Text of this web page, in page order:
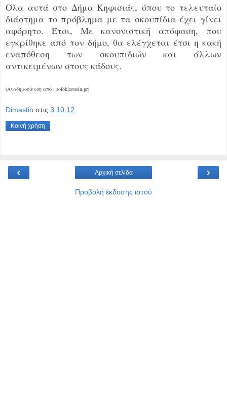
Όλα αυτά στο Δήμο Κηφισιάς, όπου το τελευταίο
διάστημα το πρόβλημα με τα σκουπίδια έχει γίνει
αφόρητο. Έτσι, Με κανονιστική απόφαση, που
εγκρίθηκε από τον δήμο, θα ελέγχεται έτσι η κακή
εναπόθεση των σκουπιδιών και άλλων
αντικειμένων στους κάδους.
(Αναδημοσίευση από : sofokleousin.gr)
Dimastin στις 3.10.12
Κοινή χρήση
‹ ›
Αρχική σελίδα
Προβολή έκδοσης ιστού